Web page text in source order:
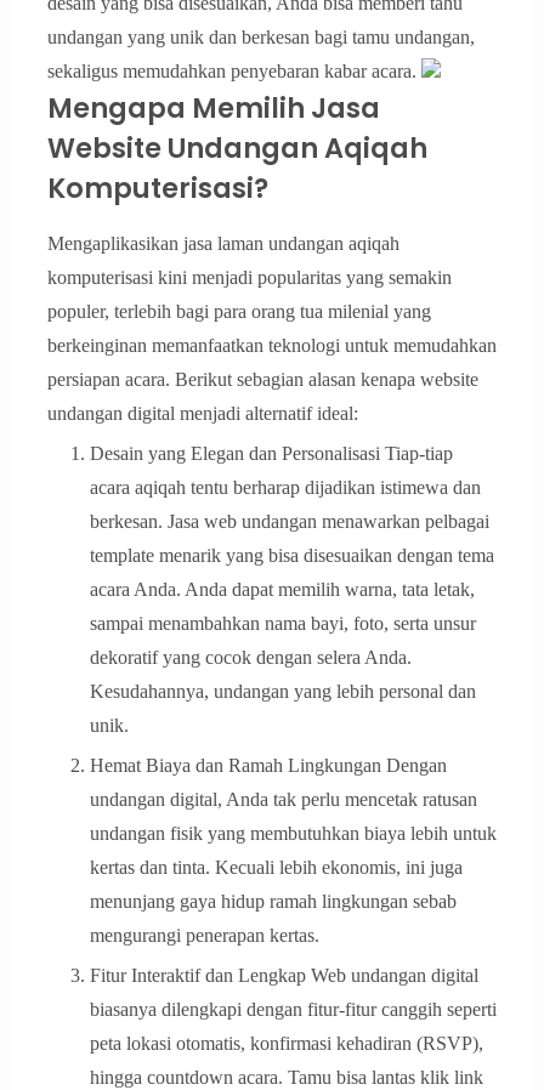
undangan yang unik dan berkesan bagi tamu undangan,
sekaligus memudahkan penyebaran kabar acara.
Mengapa Memilih Jasa
Website Undangan Aqiqah
Komputerisasi?
Mengaplikasikan jasa laman undangan aqiqah
komputerisasi kini menjadi popularitas yang semakin
populer, terlebih bagi para orang tua milenial yang
berkeinginan memanfaatkan teknologi untuk memudahkan
persiapan acara. Berikut sebagian alasan kenapa website
undangan digital menjadi alternatif ideal:
Desain yang Elegan dan Personalisasi Tiap-tiap
acara aqiqah tentu berharap dijadikan istimewa dan
berkesan. Jasa web undangan menawarkan pelbagai
template menarik yang bisa disesuaikan dengan tema
acara Anda. Anda dapat memilih warna, tata letak,
sampai menambahkan nama bayi, foto, serta unsur
dekoratif yang cocok dengan selera Anda.
Kesudahannya, undangan yang lebih personal dan
unik.
Hemat Biaya dan Ramah Lingkungan Dengan
undangan digital, Anda tak perlu mencetak ratusan
undangan fisik yang membutuhkan biaya lebih untuk
kertas dan tinta. Kecuali lebih ekonomis, ini juga
menunjang gaya hidup ramah lingkungan sebab
mengurangi penerapan kertas.
Fitur Interaktif dan Lengkap Web undangan digital
biasanya dilengkapi dengan fitur-fitur canggih seperti
peta lokasi otomatis, konfirmasi kehadiran (RSVP),
hingga countdown acara. Tamu bisa lantas klik link